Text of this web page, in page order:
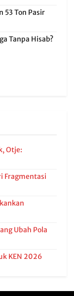
53 Ton Pasir
Tanpa Hisab?
Otje:
Fragmentasi
Ubah Pola
KEN 2026